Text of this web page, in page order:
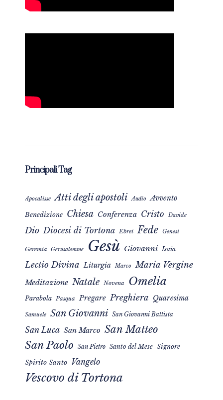
Principali Tag
Apocalisse Atti degli apostoli Audio Avvento
Benedizione Chiesa Conferenza Cristo Davide
Dio Diocesi di Tortona Ebrei Fede Genesi
Geremia Gerusalemme Gesù Giovanni Isaia
Lectio Divina Liturgia Marco Maria Vergine
Meditazione Natale Novena Omelia
Parabola Pasqua Pregare Preghiera Quaresima
Samuele San Giovanni San Giovanni Battista
San Luca San Marco San Matteo
San Paolo San Pietro Santo del Mese Signore
Spirito Santo Vangelo
Vescovo di Tortona